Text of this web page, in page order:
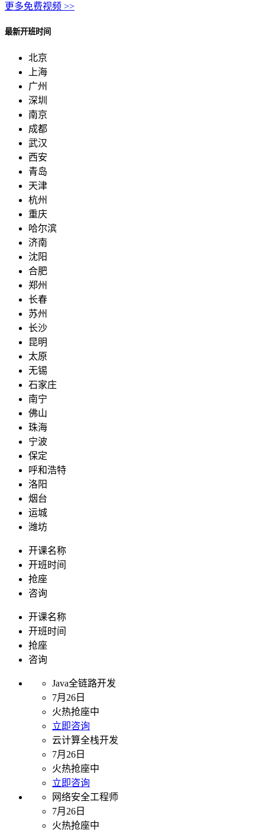
更多免费视频 >>
最新开班时间
北京
上海
广州
深圳
南京
成都
武汉
西安
青岛
天津
杭州
重庆
哈尔滨
济南
沈阳
合肥
郑州
长春
苏州
长沙
昆明
太原
无锡
石家庄
南宁
佛山
珠海
宁波
保定
呼和浩特
洛阳
烟台
运城
潍坊
开课名称
开班时间
抢座
咨询
开课名称
开班时间
抢座
咨询
Java全链路开发
7月26日
火热抢座中
立即咨询
云计算全栈开发
7月26日
火热抢座中
立即咨询
网络安全工程师
7月26日
火热抢座中